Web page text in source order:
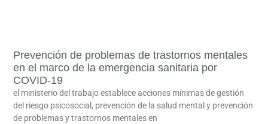
Prevención de problemas de trastornos mentales
en el marco de la emergencia sanitaria por
COVID-19
el ministerio del trabajo establece acciones mínimas de gestión
del riesgo psicosocial, prevención de la salud mental y prevención
de problemas y trastornos mentales en